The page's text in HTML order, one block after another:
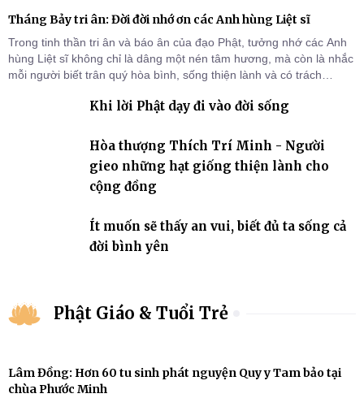
Tháng Bảy tri ân: Đời đời nhớ ơn các Anh hùng Liệt sĩ
Trong tinh thần tri ân và báo ân của đạo Phật, tưởng nhớ các Anh
hùng Liệt sĩ không chỉ là dâng một nén tâm hương, mà còn là nhắc
mỗi người biết trân quý hòa bình, sống thiện lành và có trách
Khi lời Phật dạy đi vào đời sống
Hòa thượng Thích Trí Minh - Người
gieo những hạt giống thiện lành cho
cộng đồng
Ít muốn sẽ thấy an vui, biết đủ ta sống cả
đời bình yên
Phật Giáo & Tuổi Trẻ
Lâm Đồng: Hơn 60 tu sinh phát nguyện Quy y Tam bảo tại
chùa Phước Minh